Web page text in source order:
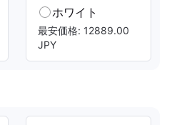
ホワイト
最安価格: 12889.00
JPY